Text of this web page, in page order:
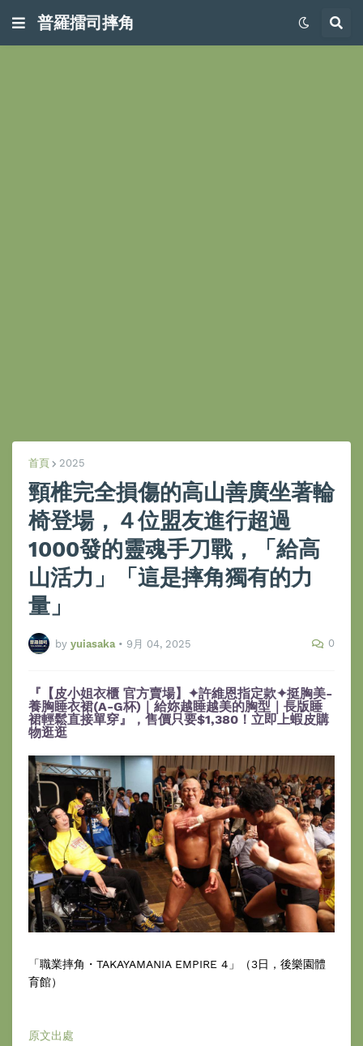
普羅擂司摔角
首頁 2025
頸椎完全損傷的高山善廣坐著輪
椅登場，４位盟友進行超過
1000發的靈魂手刀戰，「給高
山活力」「這是摔角獨有的力
量」
by yuiasaka • 9月 04, 2025 0
『【皮小姐衣櫃 官方賣場】✦許維恩指定款✦挺胸美-
養胸睡衣裙(A-G杯)｜給妳越睡越美的胸型｜長版睡
裙輕鬆直接單穿』，售價只要$1,380！立即上蝦皮購
物逛逛
「職業摔角・TAKAYAMANIA EMPIRE 4」（3日，後樂園體
育館）
原文出處